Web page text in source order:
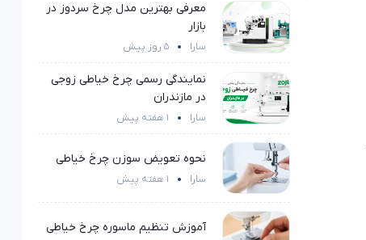
معرفی بهترین مدل چرخ سردوز در
بازار
سارا 5 روز پیش
نمایندگی رسمی چرخ خیاطی زوجی
در مازندران
سارا 1 هفته پیش
نحوه تعویض سوزن چرخ خیاطی
سارا 1 هفته پیش
آموزش تنظیم ماسوره چرخ خیاطی